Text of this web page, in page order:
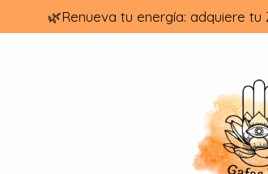
🌿Renueva tu energía: adquiere